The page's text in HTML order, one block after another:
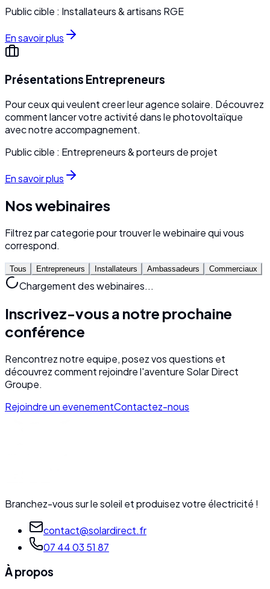
Public cible : Installateurs & artisans RGE
En savoir plus
Présentations Entrepreneurs
Pour ceux qui veulent creer leur agence solaire. Découvrez
comment lancer votre activité dans le photovoltaïque
avec notre accompagnement.
Public cible : Entrepreneurs & porteurs de projet
En savoir plus
Nos webinaires
Filtrez par categorie pour trouver le webinaire qui vous
correspond.
Tous Entrepreneurs Installateurs Ambassadeurs Commerciaux
Chargement des webinaires...
Inscrivez-vous a notre prochaine
conférence
Rencontrez notre equipe, posez vos questions et
découvrez comment rejoindre l'aventure Solar Direct
Groupe.
Rejoindre un evenementContactez-nous
Branchez-vous sur le soleil et produisez votre électricité !
contact@solardirect.fr
07 44 03 51 87
À propos